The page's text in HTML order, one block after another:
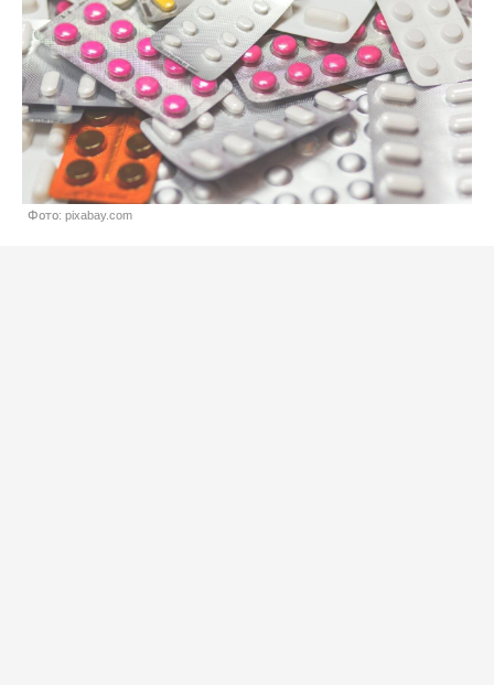
Фото: pixabay.com